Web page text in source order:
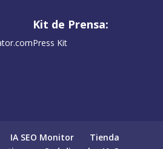
Kit de Prensa:
Press Kit
IA SEO Monitor
Tienda